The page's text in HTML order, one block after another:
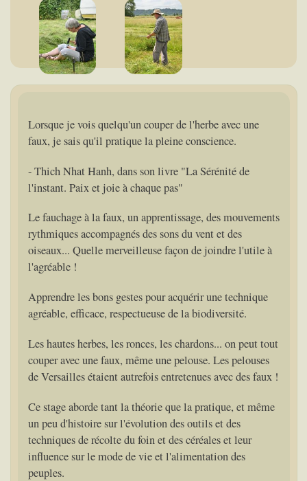
Lorsque je vois quelqu'un couper de l'herbe avec une
faux, je sais qu'il pratique la pleine conscience.
- Thich Nhat Hanh, dans son livre "La Sérénité de
l'instant. Paix et joie à chaque pas"
Le fauchage à la faux, un apprentissage, des mouvements
rythmiques accompagnés des sons du vent et des
oiseaux... Quelle merveilleuse façon de joindre l'utile à
l'agréable !
Apprendre les bons gestes pour acquérir une technique
agréable, efficace, respectueuse de la biodiversité.
Les hautes herbes, les ronces, les chardons... on peut tout
couper avec une faux, même une pelouse. Les pelouses
de Versailles étaient autrefois entretenues avec des faux !
Ce stage aborde tant la théorie que la pratique, et même
un peu d'histoire sur l'évolution des outils et des
techniques de récolte du foin et des céréales et leur
influence sur le mode de vie et l'alimentation des
peuples.